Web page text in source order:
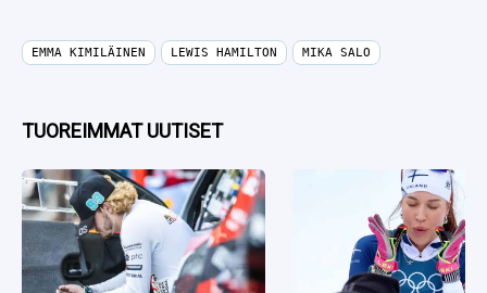
EMMA KIMILÄINEN LEWIS HAMILTON MIKA SALO
TUOREIMMAT UUTISET